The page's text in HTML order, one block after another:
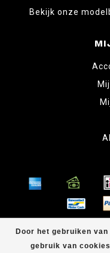
Door het gebruiken
gebruik van
Bekijk onze
© Copyright